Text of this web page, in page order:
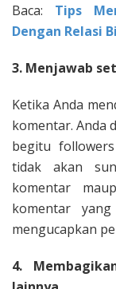
Baca: Tips
Dengan Relasi
3. Menjawab
Ketika Anda
komentar. Anda
begitu
tidak akan
komentar
komentar
mengucapkan
4.